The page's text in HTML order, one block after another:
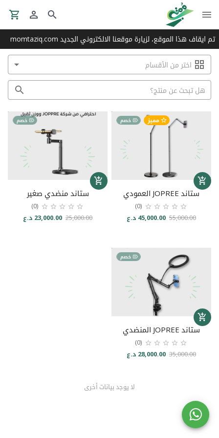
تم ايقاف هذا الموقع، لزيارة موقعنا الالكتروني الجديد momtaziq.com
مميز خصم
ستاند JOPREE العمودي
(0)
55,000.00
خصم
ستاند منضدي صغير
(0)
25,000.00
خصم
ستاند JOPREE المنضدي
(0)
35,000.00
لا يوجد بيانات أخرى